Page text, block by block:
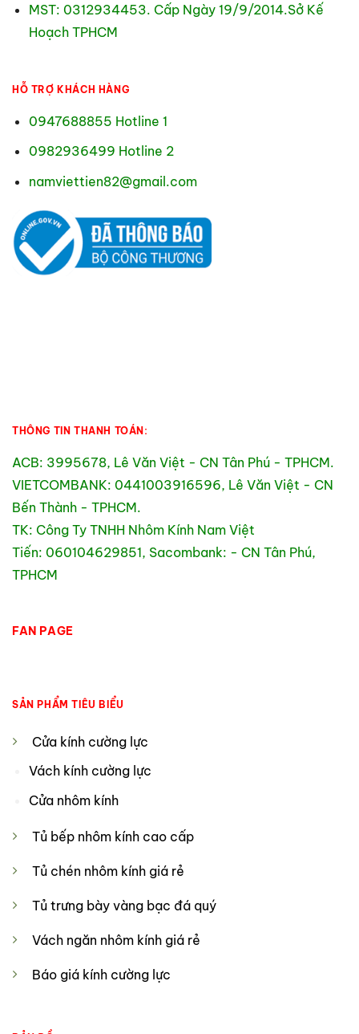
MST: 0312934453. Cấp Ngày 19/9/2014.Sở Kế
Hoạch TPHCM
HỖ TRỢ KHÁCH HÀNG
0947688855 Hotline 1
0982936499 Hotline 2
namviettien82@gmail.com
THÔNG TIN THANH TOÁN:
ACB: 3995678, Lê Văn Việt - CN Tân Phú - TPHCM.
VIETCOMBANK: 0441003916596, Lê Văn Việt - CN
Bến Thành - TPHCM.
TK: Công Ty TNHH Nhôm Kính Nam Việt
Tiến: 060104629851, Sacombank: - CN Tân Phú,
TPHCM
FAN PAGE
SẢN PHẨM TIÊU BIỂU
Cửa kính cường lực
Vách kính cường lực
Cửa nhôm kính
Tủ bếp nhôm kính cao cấp
Tủ chén nhôm kính giá rẻ
Tủ trưng bày vàng bạc đá quý
Vách ngăn nhôm kính giá rẻ
Báo giá kính cường lực